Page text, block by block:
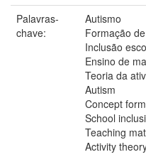
Palavras-
chave:
Autismo
Formação
Inclusão
Ensino de
Teoria da
Autism
Concept
School
Teaching
Activity